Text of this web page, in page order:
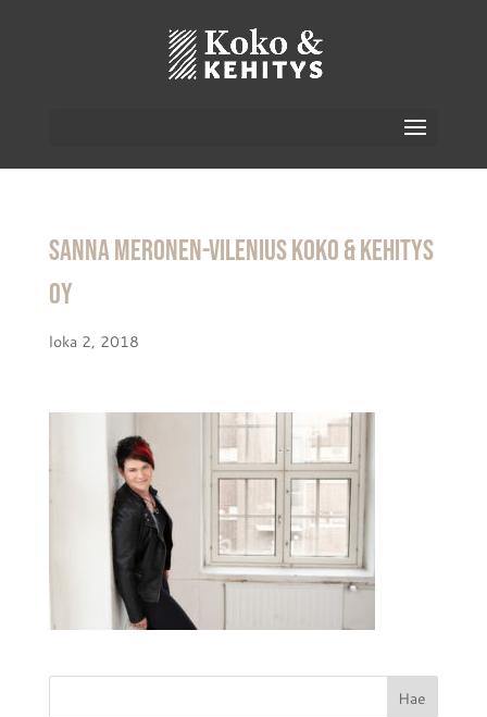
Sanna Meronen-Vilenius Koko & Kehitys
Oy
loka 2, 2018